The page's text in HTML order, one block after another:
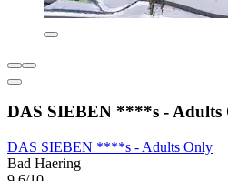
DAS SIEBEN ****s - Adults
DAS SIEBEN ****s - Adults Only
Bad Haering